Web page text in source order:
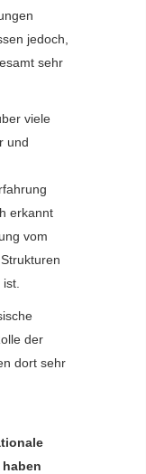
jedoch,
sehr
viele
und
erkannt
vom
der
dort sehr